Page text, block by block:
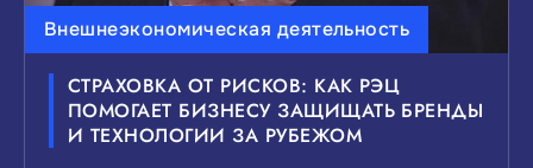
Внешнеэкономическая деятельность
СТРАХОВКА ОТ РИСКОВ: КАК РЭЦ
ПОМОГАЕТ БИЗНЕСУ ЗАЩИЩАТЬ БРЕНДЫ
И ТЕХНОЛОГИИ ЗА РУБЕЖОМ